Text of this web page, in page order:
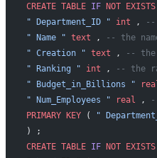
CREATE TABLE IF NOT EXISTS
" Department_ID " int ,
--
" Name " text ,
-- the
" Creation " text ,
-- the
" Ranking " int ,
-- the
" Budget_in_Billions "
" Num_Employees " real ,
PRIMARY KEY ( "
) ;
CREATE TABLE IF NOT EXISTS